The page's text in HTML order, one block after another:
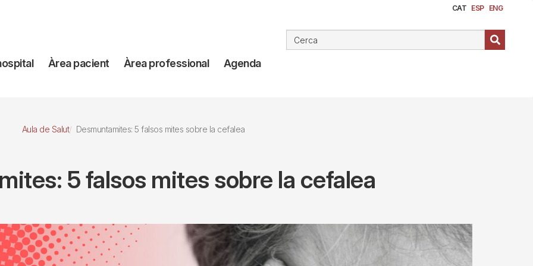
CAT ESP ENG
Àrea pacient Àrea professional Agenda
Aula de Salut Desmuntamites: 5 falsos mites sobre la cefalea
5 falsos mites sobre la cefalea